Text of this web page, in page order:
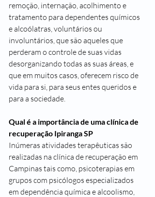
remoção, internação, acolhimento e
tratamento para dependentes químicos
e alcoólatras, voluntários ou
involuntários, que são aqueles que
perderam o controle de suas vidas
desorganizando todas as suas áreas, e
que em muitos casos, oferecem risco de
vida para si, para seus entes queridos e
para a sociedade.
Qual é a importância de uma clínica de
recuperação Ipiranga SP
Inúmeras atividades terapêuticas são
realizadas na clínica de recuperação em
Campinas tais como, psicoterapias em
grupos com psicólogos especializados
em dependência química e alcoolismo,